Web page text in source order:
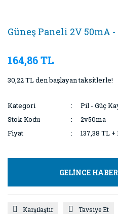
Güneş Paneli 2V 50mA
164,86 TL
30,22 TL den başlayan taksitlerle!
Kategori
Pil - Güç
Stok Kodu
2v50ma
Fiyat
137,38 TL +
GELİNCE
Karşılaştır Tavsiye Et